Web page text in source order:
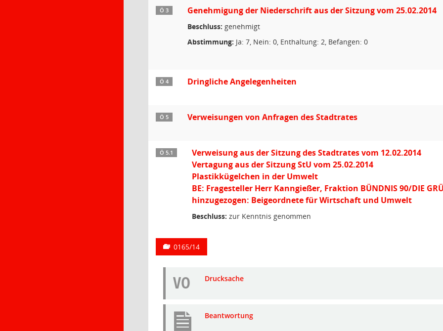
Ö 3 Genehmigung der Niederschrift aus der Sitzung vom 25.02.2014
Beschluss: genehmigt
Abstimmung: Ja: 7, Nein: 0, Enthaltung: 2, Befangen: 0
Ö 4 Dringliche Angelegenheiten
Ö 5 Verweisungen von Anfragen des Stadtrates
Ö 5.1
Verweisung aus der Sitzung des Stadtrates vom 12.02.2014
Vertagung aus der Sitzung StU vom 25.02.2014
Plastikkügelchen in der Umwelt
BE: Fragesteller Herr Kanngießer, Fraktion BÜNDNIS 90/DIE
hinzugezogen: Beigeordnete für Wirtschaft und Umwelt
Beschluss: zur Kenntnis genommen
0165/14
VO Drucksache
Beantwortung